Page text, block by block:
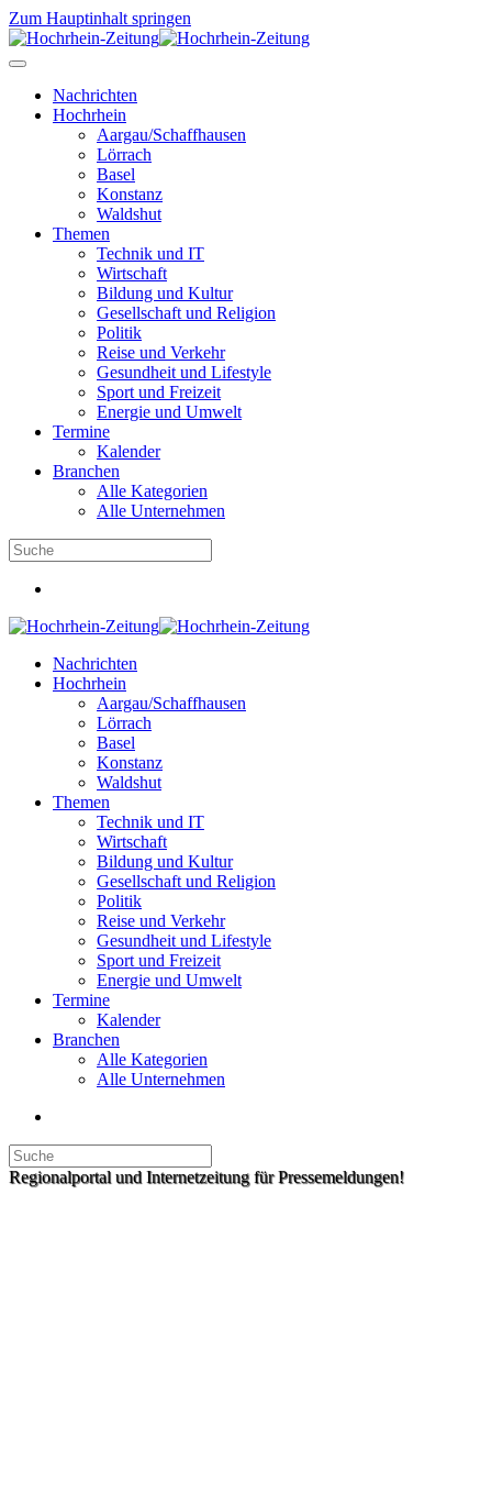
Zum Hauptinhalt springen
Nachrichten
Hochrhein
Aargau/Schaffhausen
Lörrach
Basel
Konstanz
Waldshut
Themen
Technik und IT
Wirtschaft
Bildung und Kultur
Gesellschaft und Religion
Politik
Reise und Verkehr
Gesundheit und Lifestyle
Sport und Freizeit
Energie und Umwelt
Termine
Kalender
Branchen
Alle Kategorien
Alle Unternehmen
Nachrichten
Hochrhein
Aargau/Schaffhausen
Lörrach
Basel
Konstanz
Waldshut
Themen
Technik und IT
Wirtschaft
Bildung und Kultur
Gesellschaft und Religion
Politik
Reise und Verkehr
Gesundheit und Lifestyle
Sport und Freizeit
Energie und Umwelt
Termine
Kalender
Branchen
Alle Kategorien
Alle Unternehmen
Regionalportal und Internetzeitung für Pressemeldungen!